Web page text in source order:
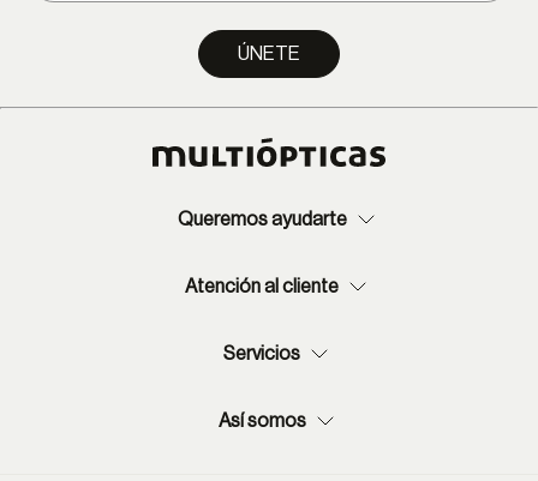
ÚNETE
Queremos ayudarte
Atención al cliente
Servicios
Así somos